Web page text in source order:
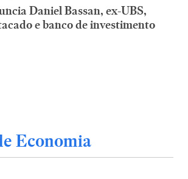
Daniel Bassan, ex-UBS,
e banco de investimento
Economia